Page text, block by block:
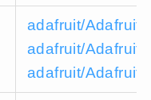
adafruit/
adafruit/
adafruit/